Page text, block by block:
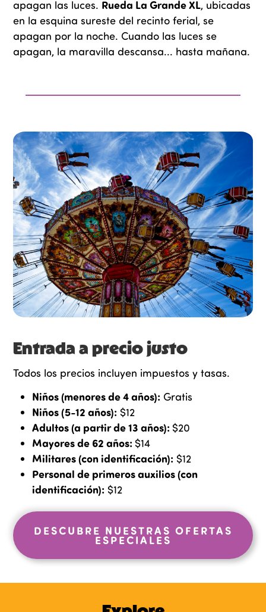
apagan las luces. Rueda La Grande XL, ubicadas
en la esquina sureste del recinto ferial, se
apagan por la noche. Cuando las luces se
apagan, la maravilla descansa... hasta mañana.
Entrada a precio justo
Todos los precios incluyen impuestos y tasas.
Niños (menores de 4 años): Gratis
Niños (5-12 años): $12
Adultos (a partir de 13 años): $20
Mayores de 62 años: $14
Militares (con identificación): $12
Personal de primeros auxilios (con
identificación): $12
DESCUBRE NUESTRAS OFERTAS
ESPECIALES